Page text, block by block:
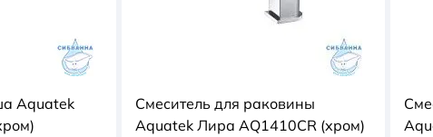
Aquatek
Смеситель для раковины
Aquatek Лира AQ1410CR (хром)